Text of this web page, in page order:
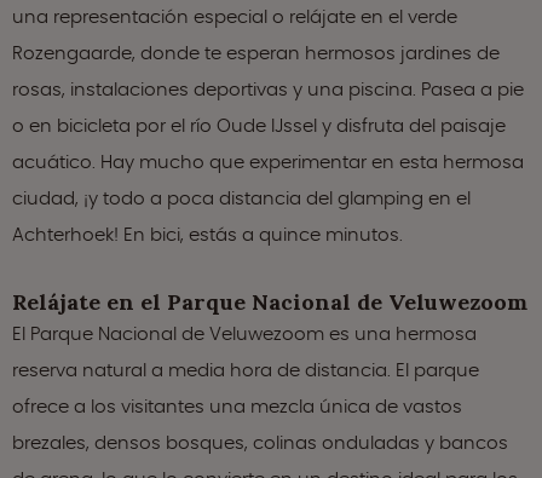
una representación especial o relájate en el verde
Rozengaarde, donde te esperan hermosos jardines de
rosas, instalaciones deportivas y una piscina. Pasea a pie
o en bicicleta por el río Oude IJssel y disfruta del paisaje
acuático. Hay mucho que experimentar en esta hermosa
ciudad, ¡y todo a poca distancia del glamping en el
Achterhoek! En bici, estás a quince minutos.
Relájate en el Parque Nacional de Veluwezoom
El Parque Nacional de Veluwezoom es una hermosa
reserva natural a media hora de distancia. El parque
ofrece a los visitantes una mezcla única de vastos
brezales, densos bosques, colinas onduladas y bancos